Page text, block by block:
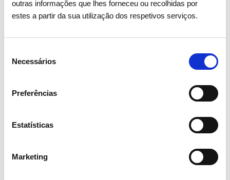
outras informações que lhes forneceu ou recolhidas por
estes a partir da sua utilização dos respetivos serviços.
Necessários
Preferências
Estatísticas
Marketing
Escavações
estruturas
milenares
Comunidades Locais
das
de
Ambiente